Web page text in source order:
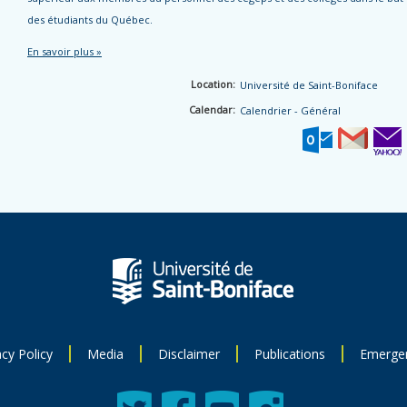
des étudiants du Québec.
En savoir plus »
Location: Université de Saint-Boniface
Calendar: Calendrier - Général
Policy Media Disclaimer Publications